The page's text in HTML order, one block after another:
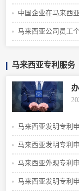
中国企业在马来西
马来西亚公司员工
马来西亚专利服务
马来西亚发明专利
马来西亚发明专利
马来西亚外观专利
马来西亚发明专利